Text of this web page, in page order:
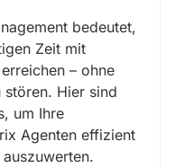
bedeutet,
Zeit mit
– ohne
Hier sind
um Ihre
Agenten effizient